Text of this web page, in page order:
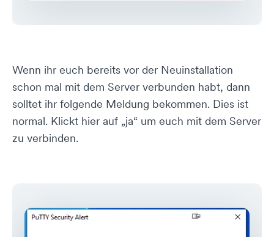
Wenn ihr euch bereits vor der Neuinstallation
schon mal mit dem Server verbunden habt, dann
solltet ihr folgende Meldung bekommen. Dies ist
normal. Klickt hier auf „ja“ um euch mit dem Server
zu verbinden.